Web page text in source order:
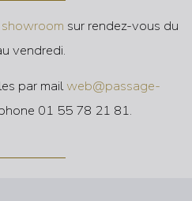
showroom sur rendez-vous du
vendredi.
par mailweb@passage-
01 55 78 21 81.